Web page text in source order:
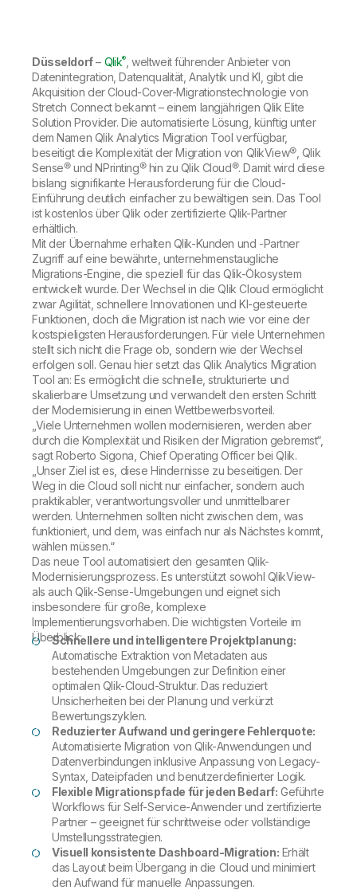
Düsseldorf– Qlik®, weltweit führender Anbieter von
Datenintegration, Datenqualität, Analytik und KI, gibt die
Akquisition der Cloud-Cover-Migrationstechnologie von
Stretch Connect bekannt – einem langjährigen Qlik Elite
Solution Provider. Die automatisierte Lösung, künftig unter
dem Namen Qlik Analytics Migration Tool verfügbar,
beseitigt die Komplexität der Migration von QlikView®, Qlik
Sense® und NPrinting® hin zu Qlik Cloud®. Damit wird diese
bislang signifikante Herausforderung für die Cloud-
Einführung deutlich einfacher zu bewältigen sein. Das Tool
ist kostenlos über Qlik oder zertifizierte Qlik-Partner
erhältlich.
Mit der Übernahme erhalten Qlik-Kunden und -Partner
Zugriff auf eine bewährte, unternehmenstaugliche
Migrations-Engine, die speziell für das Qlik-Ökosystem
entwickelt wurde. Der Wechsel in die Qlik Cloud ermöglicht
zwar Agilität, schnellere Innovationen und KI-gesteuerte
Funktionen, doch die Migration ist nach wie vor eine der
kostspieligsten Herausforderungen. Für viele Unternehmen
stellt sich nicht die Frage ob, sondern wie der Wechsel
erfolgen soll. Genau hier setzt das Qlik Analytics Migration
Tool an: Es ermöglicht die schnelle, strukturierte und
skalierbare Umsetzung und verwandelt den ersten Schritt
der Modernisierung in einen Wettbewerbsvorteil.
„Viele Unternehmen wollen modernisieren, werden aber
durch die Komplexität und Risiken der Migration gebremst“,
sagt Roberto Sigona, Chief Operating Officer bei Qlik.
„Unser Ziel ist es, diese Hindernisse zu beseitigen. Der
Weg in die Cloud soll nicht nur einfacher, sondern auch
praktikabler, verantwortungsvoller und unmittelbarer
werden. Unternehmen sollten nicht zwischen dem, was
funktioniert, und dem, was einfach nur als Nächstes kommt,
wählen müssen.“
Das neue Tool automatisiert den gesamten Qlik-
Modernisierungsprozess. Es unterstützt sowohl QlikView-
als auch Qlik-Sense-Umgebungen und eignet sich
insbesondere für große, komplexe
Implementierungsvorhaben. Die wichtigsten Vorteile im
Überblick:
Schnellere und intelligentere Projektplanung:
Automatische Extraktion von Metadaten aus
bestehenden Umgebungen zur Definition einer
optimalen Qlik-Cloud-Struktur. Das reduziert
Unsicherheiten bei der Planung und verkürzt
Bewertungszyklen.
Reduzierter Aufwand und geringere Fehlerquote:
Automatisierte Migration von Qlik-Anwendungen und
Datenverbindungen inklusive Anpassung von Legacy-
Syntax, Dateipfaden und benutzerdefinierter Logik.
Flexible Migrationspfade für jeden Bedarf: Geführte
Workflows für Self-Service-Anwender und zertifizierte
Partner – geeignet für schrittweise oder vollständige
Umstellungsstrategien.
Visuell konsistente Dashboard-Migration: Erhält
das Layout beim Übergang in die Cloud und minimiert
den Aufwand für manuelle Anpassungen.